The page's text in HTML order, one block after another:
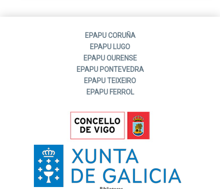
EPAPU CORUÑA
EPAPU LUGO
EPAPU OURENSE
EPAPU PONTEVEDRA
EPAPU TEIXEIRO
EPAPU FERROL